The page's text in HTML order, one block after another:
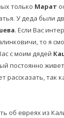
только Марат
У деда были
. Если Вас
то я
с моим дядей
постоянно
рассказать, так
об евреях из